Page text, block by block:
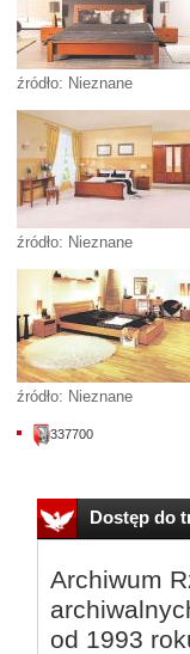
źródło: Nieznane
źródło: Nieznane
źródło: Nieznane
337700
Dostęp do
Archiwum
od 1993